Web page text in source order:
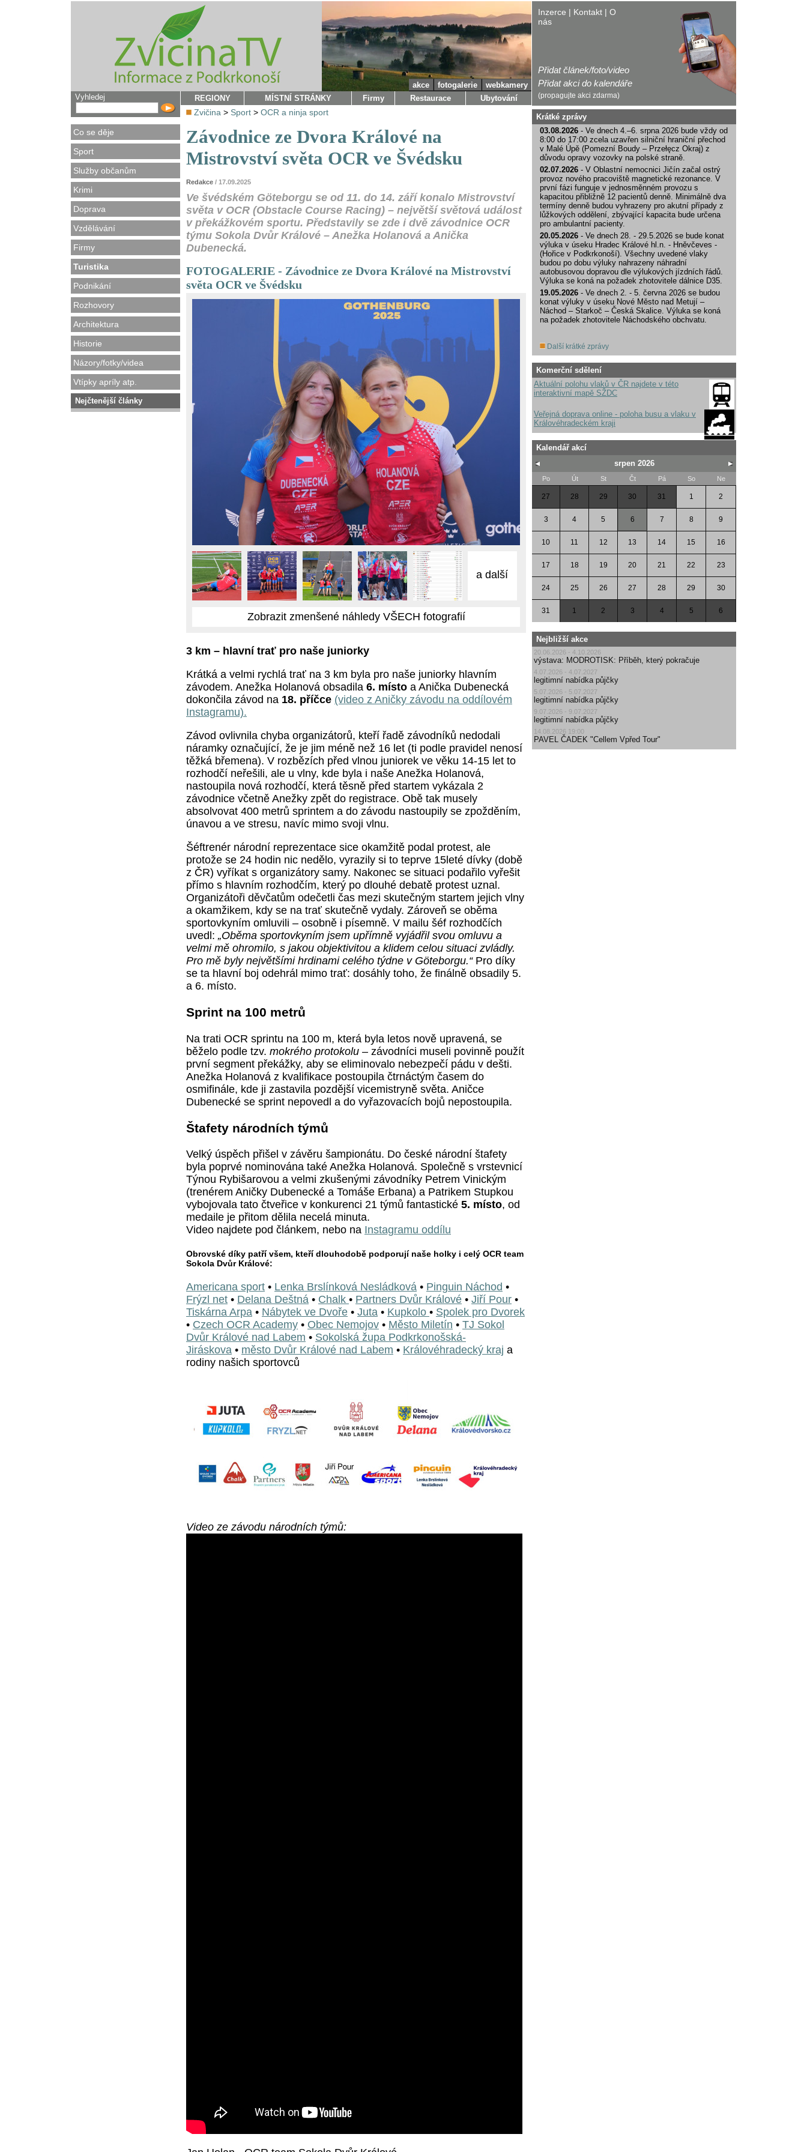
Vyhledej
Co se děje
Sport
Služby občanům
Krimi
Doprava
Vzdělávání
Firmy
Turistika
Podnikání
Rozhovory
Architektura
Historie
Názory/fotky/videa
Vtípky apríly atp.
Nejčtenější články
Inzerce | Kontakt | O
nás
Přidat článek/foto/video
Přidat akci do kalendáře
(propagujte akci zdarma)
akce fotogalerie
webkamery
REGIONY
MÍSTNÍ STRÁNKY Firmy Restaurace Ubytování
Zvičina > Sport > OCR a ninja sport
Závodnice ze Dvora Králové na
Mistrovství světa OCR ve Švédsku
Redakce / 17.09.2025
Ve švédském Göteborgu se od 11. do 14. září konalo Mistrovství
světa v OCR (Obstacle Course Racing) – největší světová událost
v překážkovém sportu. Představily se zde i dvě závodnice OCR
týmu Sokola Dvůr Králové – Anežka Holanová a Anička
Dubenecká.
FOTOGALERIE - Závodnice ze Dvora Králové na Mistrovství
světa OCR ve Švédsku
a další
Zobrazit zmenšené náhledy VŠECH fotografií
3 km – hlavní trať pro naše juniorky
Krátká a velmi rychlá trať na 3 km byla pro naše juniorky hlavním
závodem. Anežka Holanová obsadila 6. místo a Anička Dubenecká
dokončila závod na 18. příčce (video z Aničky závodu na oddílovém
Instagramu).
Závod ovlivnila chyba organizátorů, kteří řadě závodníků nedodali
náramky označující, že je jim méně než 16 let (ti podle pravidel nenosí
těžká břemena). V rozbězích před vlnou juniorek ve věku 14-15 let to
rozhodčí neřešili, ale u vlny, kde byla i naše Anežka Holanová,
nastoupila nová rozhodčí, která těsně před startem vykázala 2
závodnice včetně Anežky zpět do registrace. Obě tak musely
absolvovat 400 metrů sprintem a do závodu nastoupily se zpožděním,
únavou a ve stresu, navíc mimo svoji vlnu.
Šéftrenér národní reprezentace sice okamžitě podal protest, ale
protože se 24 hodin nic nedělo, vyrazily si to teprve 15leté dívky (době
z ČR) vyříkat s organizátory samy. Nakonec se situaci podařilo vyřešit
přímo s hlavním rozhodčím, který po dlouhé debatě protest uznal.
Organizátoři děvčatům odečetli čas mezi skutečným startem jejich vlny
a okamžikem, kdy se na trať skutečně vydaly. Zároveň se oběma
sportovkyním omluvili – osobně i písemně. V mailu šéf rozhodčích
uvedl: „Oběma sportovkyním jsem upřímně vyjádřil svou omluvu a
velmi mě ohromilo, s jakou objektivitou a klidem celou situaci zvládly.
Pro mě byly největšími hrdinami celého týdne v Göteborgu.“Pro díky
se ta hlavní boj odehrál mimo trať: dosáhly toho, že finálně obsadily 5.
a 6. místo.
Sprint na 100 metrů
Na trati OCR sprintu na 100 m, která byla letos nově upravená, se
běželo podle tzv. mokrého protokolu – závodníci museli povinně použít
první segment překážky, aby se eliminovalo nebezpečí pádu v dešti.
Anežka Holanová z kvalifikace postoupila čtrnáctým časem do
osmifinále, kde ji zastavila pozdější vicemistryně světa. Aničce
Dubenecké se sprint nepovedl a do vyřazovacích bojů nepostoupila.
Štafety národních týmů
Velký úspěch přišel v závěru šampionátu. Do české národní štafety
byla poprvé nominována také Anežka Holanová. Společně s vrstevnicí
Týnou Rybišarovou a velmi zkušenými závodníky Petrem Vinickým
(trenérem Aničky Dubenecké a Tomáše Erbana) a Patrikem Stupkou
vybojovala tato čtveřice v konkurenci 21 týmů fantastické 5. místo, od
medaile je přitom dělila necelá minuta.
Video najdete pod článkem, nebo na Instagramu oddílu
Obrovské díky patří všem, kteří dlouhodobě podporují naše holky i celý OCR team
Sokola Dvůr Králové:
Americana sport • Lenka Brslínková Nesládková • Pinguin Náchod •
Frýzl net • Delana Deštná • Chalk • Partners Dvůr Králové • Jiří Pour •
Tiskárna Arpa • Nábytek ve Dvoře • Juta • Kupkolo • Spolek pro Dvorek
• Czech OCR Academy • Obec Nemojov • Město Miletín • TJ Sokol
Dvůr Králové nad Labem • Sokolská župa Podkrkonošská-
Jiráskova • město Dvůr Králové nad Labem • Královéhradecký kraj a
rodiny našich sportovců
Video ze závodu národních týmů:
Krátké zprávy
03.08.2026 - Ve dnech 4.–6. srpna 2026 bude vždy od
8:00 do 17:00 zcela uzavřen silniční hraniční přechod
v Malé Úpě (Pomezní Boudy – Przełęcz Okraj) z
důvodu opravy vozovky na polské straně.
02.07.2026 - V Oblastní nemocnici Jičín začal ostrý
provoz nového pracoviště magnetické rezonance. V
první fázi funguje v jednosměnném provozu s
kapacitou přibližně 12 pacientů denně. Minimálně dva
termíny denně budou vyhrazeny pro akutní případy z
lůžkových oddělení, zbývající kapacita bude určena
pro ambulantní pacienty.
20.05.2026 - Ve dnech 28. - 29.5.2026 se bude konat
výluka v úseku Hradec Králové hl.n. - Hněvčeves -
(Hořice v Podkrkonoší). Všechny uvedené vlaky
budou po dobu výluky nahrazeny náhradní
autobusovou dopravou dle výlukových jízdních řádů.
Výluka se koná na požadek zhotovitele dálnice D35.
19.05.2026 - Ve dnech 2. - 5. června 2026 se budou
konat výluky v úseku Nové Město nad Metují –
Náchod – Starkoč – Česká Skalice. Výluka se koná
na požadek zhotovitele Náchodského obchvatu.
Další krátké zprávy
Komerční sdělení
Aktuální polohu vlaků v ČR najdete v této
interaktivní mapě SŽDC
Veřejná doprava online - poloha busu a vlaku v
Královéhradeckém kraji
Kalendář akcí
srpen 2026
Po Út St Čt Pá So Ne
27 28 29 30 31 1 2
3 4 5 6 7 8 9
10 11 12 13 14 15 16
17 18 19 20 21 22 23
24 25 26 27 28 29 30
31 1 2 3 4 5 6
Nejbližší akce
20.06.2026 - 4.10.2026
výstava: MODROTISK: Příběh, který pokračuje
4.07.2026 - 4.07.2027
legitimní nabídka půjčky
5.07.2026 - 5.07.2027
legitimní nabídka půjčky
9.07.2026 - 9.07.2027
legitimní nabídka půjčky
14.08.2026 19:00
PAVEL ČADEK "Cellem Vpřed Tour"